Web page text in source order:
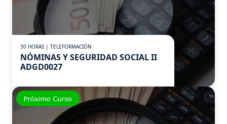
30 HORAS | TELEFORMACIÓN
NÓMINAS Y SEGURIDAD SOCIAL II
ADGD0027